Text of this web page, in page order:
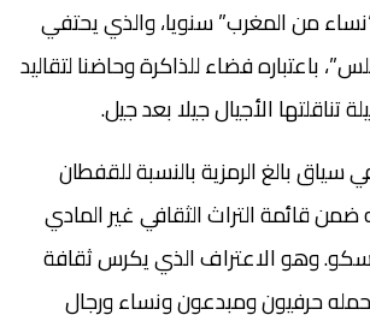
من المغرب” سنويا، والذي يحتفي
باعتباره فضاء للذاكرة وحاضنا لتقاليد
تناقلتها الأجيال جيلا بعد جيل.
دورة 2026 في سياق بالغ الرمزية بالنسبة للقفطان
ضمن قائمة التراث الثقافي غير المادي
وهو الاعتراف الذي يكرس ثقافة
حرفيون ومبدعون ونساء ورجال